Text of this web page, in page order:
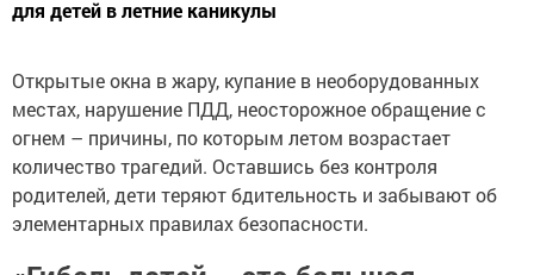
для детей в летние каникулы
Открытые окна в жару, купание в необорудованных
местах, нарушение ПДД, неосторожное обращение с
огнем – причины, по которым летом возрастает
количество трагедий. Оставшись без контроля
родителей, дети теряют бдительность и забывают об
элементарных правилах безопасности.